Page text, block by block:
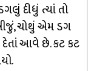
દીધું ત્યાં તો
ચોથું એમ ડગ
આવે છે. કટ કટ